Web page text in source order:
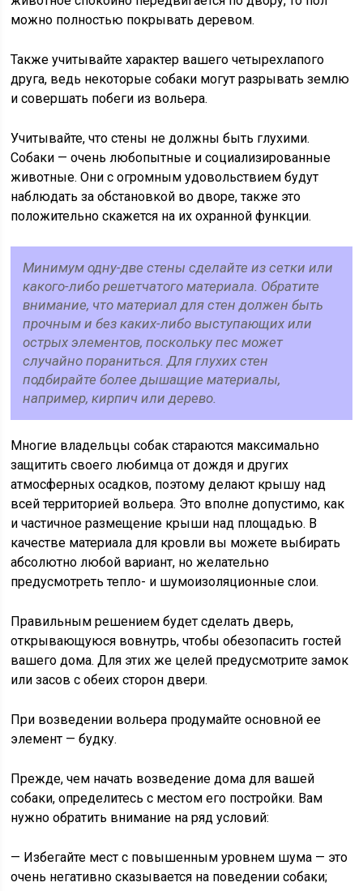
можно полностью покрывать деревом.
Также учитывайте характер вашего четырехлапого
друга, ведь некоторые собаки могут разрывать землю
и совершать побеги из вольера.
Учитывайте, что стены не должны быть глухими.
Собаки — очень любопытные и социализированные
животные. Они с огромным удовольствием будут
наблюдать за обстановкой во дворе, также это
положительно скажется на их охранной функции.
Минимум одну-две стены сделайте из сетки или
какого-либо решетчатого материала. Обратите
внимание, что материал для стен должен быть
прочным и без каких-либо выступающих или
острых элементов, поскольку пес может
случайно пораниться. Для глухих стен
подбирайте более дышащие материалы,
например, кирпич или дерево.
Многие владельцы собак стараются максимально
защитить своего любимца от дождя и других
атмосферных осадков, поэтому делают крышу над
всей территорией вольера. Это вполне допустимо, как
и частичное размещение крыши над площадью. В
качестве материала для кровли вы можете выбирать
абсолютно любой вариант, но желательно
предусмотреть тепло- и шумоизоляционные слои.
Правильным решением будет сделать дверь,
открывающуюся вовнутрь, чтобы обезопасить гостей
вашего дома. Для этих же целей предусмотрите замок
или засов с обеих сторон двери.
При возведении вольера продумайте основной ее
элемент — будку.
Прежде, чем начать возведение дома для вашей
собаки, определитесь с местом его постройки. Вам
нужно обратить внимание на ряд условий:
— Избегайте мест с повышенным уровнем шума — это
очень негативно сказывается на поведении собаки;